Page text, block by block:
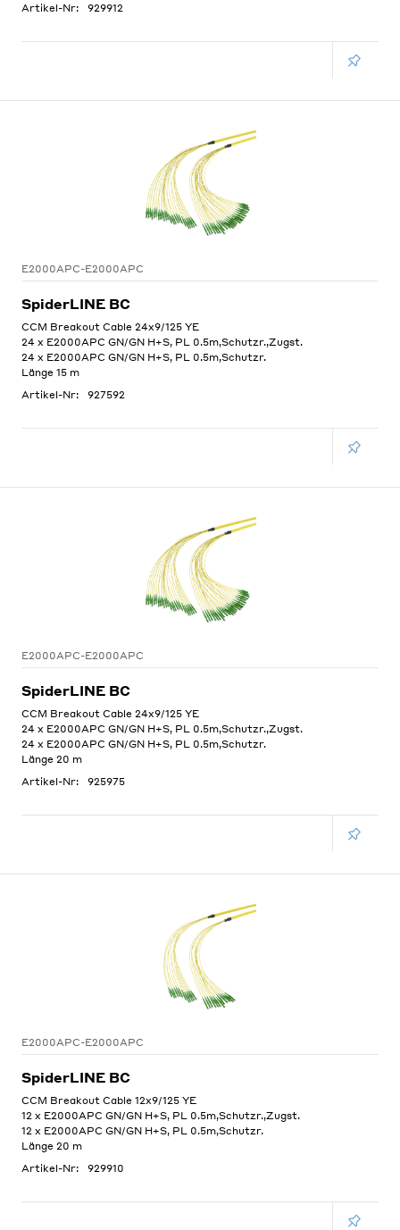
Artikel-Nr:
929912
E2000APC-E2000APC
SpiderLINE BC
CCM Breakout Cable 24x9/125 YE
24 x E2000APC GN/GN H+S, PL 0.5m,Schutzr.,Zugst.
24 x E2000APC GN/GN H+S, PL 0.5m,Schutzr.
Länge 15 m
Artikel-Nr:
927592
E2000APC-E2000APC
SpiderLINE BC
CCM Breakout Cable 24x9/125 YE
24 x E2000APC GN/GN H+S, PL 0.5m,Schutzr.,Zugst.
24 x E2000APC GN/GN H+S, PL 0.5m,Schutzr.
Länge 20 m
Artikel-Nr:
925975
E2000APC-E2000APC
SpiderLINE BC
CCM Breakout Cable 12x9/125 YE
12 x E2000APC GN/GN H+S, PL 0.5m,Schutzr.,Zugst.
12 x E2000APC GN/GN H+S, PL 0.5m,Schutzr.
Länge 20 m
Artikel-Nr:
929910